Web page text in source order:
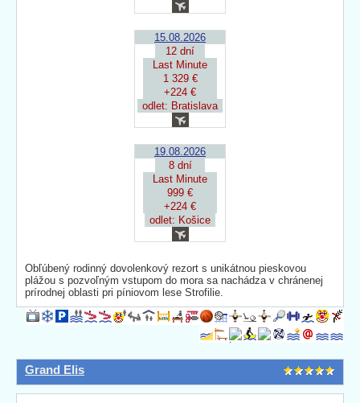
15.08.2026
12 dní
Last Minute
1 329 €
+224 €
odlet: Bratislava
19.08.2026
8 dní
Last Minute
999 €
+224 €
odlet: Košice
Obľúbený rodinný dovolenkový rezort s unikátnou pieskovou
plážou s pozvoľným vstupom do mora sa nachádza v chránenej
prírodnej oblasti pri píniovom lese Strofilie.
Grand Elis